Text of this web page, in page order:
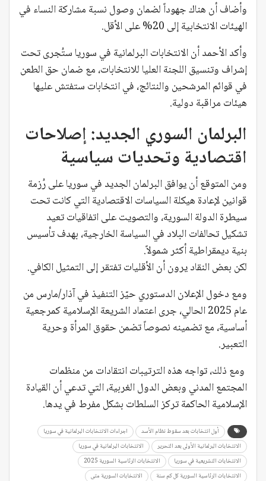
وأضاف أن هناك جهوداً لضمان وصول نسبة مشاركة النساء في
الهيئات الانتخابية إلى 20% على الأقل.
وأكد الأحمد أن الانتخابات البرلمانية في سوريا ستُجرى تحت
إشراف وتنسيق اللجنة العليا للانتخابات، مع ضمان حق الطعن
في قوائم المرشحين والنتائج، في انتخابات ستفتش عليها
هيئات مراقبة دولية.
البرلمان السوري الجديد: إصلاحات
اقتصادية وتحديات سياسية
ومن المتوقع أن يوافق البرلمان الجديد في سوريا على رُزمة
قوانين لإعادة هيكلة السياسات الاقتصادية التي كانت تحت
سيطرة الدولة السورية، والتصويت على اتفاقيات تعيد
تشكيل تحالفات البلاد في السياسة الخارجية، بهدف تأسيس
بنية ديمقراطية أكثر شمولاً.
لكن بعض النقاد يرون أن الأقليات تفتقر إلى التمثيل الكافي.
ومع دخول الإعلان الدستوري حيّز التنفيذ في آذار/مارس من
عام 2025 الحالي، جرى اعتماد الشريعة الإسلامية كمرجعية
أساسية، مع تضمينه نصوصاً تضمن حقوق المرأة وحرية
التعبير.
ومع ذلك، تواجه هذه الترتيبات انتقادات من منظمات
المجتمع المدني وبعض الدول الغربية، التي تدعي أن القيادة
الإسلامية الحاكمة تركز السلطات بشكل مفرط في يدها.
أول انتخابات بعد سقوط نظام الأسد
اجراءات الانتخابات البرلمانية في سوريا
الانتخابات البرلمانية الأولى بعد التحرير
الانتخابات البرلمانية في سوريا
الانتخابات التشريعية في سوريا
الانتخابات الرئاسية السورية 2025
الانتخابات الرئاسية السورية كل كم سنة
الانتخابات السورية متى